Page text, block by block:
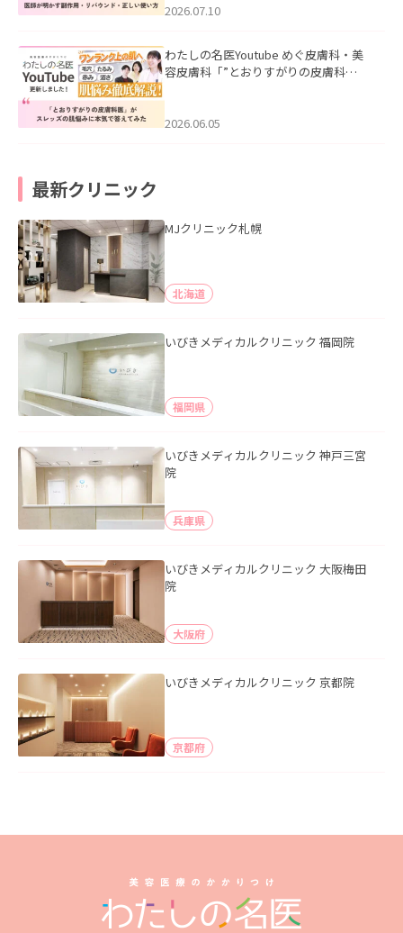
た。
2026.07.10
わたしの名医Youtube めぐ皮膚科・美
容皮膚科「”とおりすがりの皮膚科
2026.06.05
最新クリニック
MJクリニック札幌
北海道
いびきメディカルクリニック 福岡院
福岡県
いびきメディカルクリニック 神戸三宮
院
兵庫県
いびきメディカルクリニック 大阪梅田
院
大阪府
いびきメディカルクリニック 京都院
京都府